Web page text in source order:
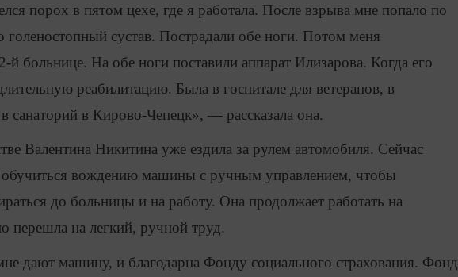
порох в пятом цехе, где я работала. После взрыва мне попало по
голеностопный сустав. Пострадали обе ноги. Потом меня
й больнице. На обе ноги поставили аппарат Илизарова. Когда его
реабилитацию. Была в госпитале для ветеранов, в
санаторий в Кирово-Чепецк», — рассказала она.
Валентина Никитина уже ездила за рулем автомобиля. Сейчас
вождению машины с ручным управлением, чтобы
до больницы и на работу. Она продолжает работать на
перешла на легкий, ручной труд.
дают машину, и благодарна Фонду социального страхования. Фонд